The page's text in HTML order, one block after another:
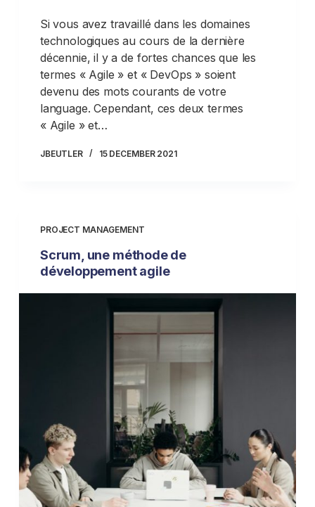
Si vous avez travaillé dans les domaines
technologiques au cours de la dernière
décennie, il y a de fortes chances que les
termes « Agile » et « DevOps » soient
devenu des mots courants de votre
language. Cependant, ces deux termes
« Agile » et…
JBEUTLER 15 DECEMBER 2021
PROJECT MANAGEMENT
Scrum, une méthode de
développement agile